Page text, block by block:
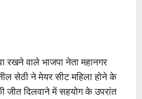
रखने वाले भाजपा नेता महानगर
सेठी ने मेयर सीट महिला होने के
जीत दिलवाने में सहयोग के उपरांत